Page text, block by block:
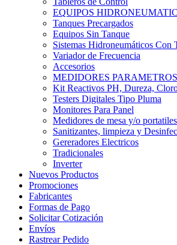
EQUIPOS
Tanques Precargados
Equipos Sin Tanque
Sistemas Hidroneumáticos Con
Variador de Frecuencia
Accesorios
MEDIDORES
Kit Reactivos PH, Dureza,
Testers Digitales Tipo Pluma
Monitores Para Panel
Medidores de mesa y/o portatiles
Sanitizantes, limpieza y
Gereradores Electricos
Tradicionales
Inverter
Nuevos Productos
Promociones
Fabricantes
Formas de Pago
Solicitar Cotización
Envíos
Rastrear Pedido